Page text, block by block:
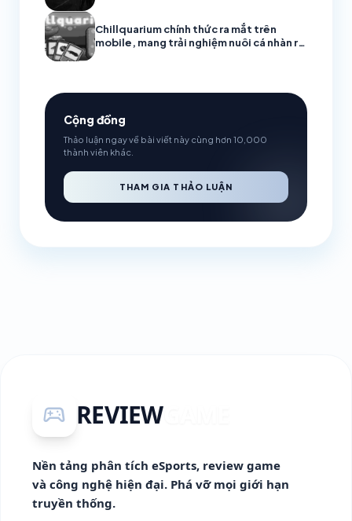
Chillquarium chính thức ra mắt trên
mobile, mang trải nghiệm nuôi cá nhàn rỗi
Cộng đồng
Thảo luận ngay về bài viết này cùng hơn 10,000
thành viên khác.
THAM GIA THẢO LUẬN
sports_esports REVIEWGAME
Nền tảng phân tích eSports, review game
và công nghệ hiện đại. Phá vỡ mọi giới hạn
truyền thống.